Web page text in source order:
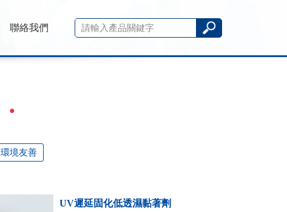
聯絡我們
環境友善
UV遲延固化低透濕黏著劑